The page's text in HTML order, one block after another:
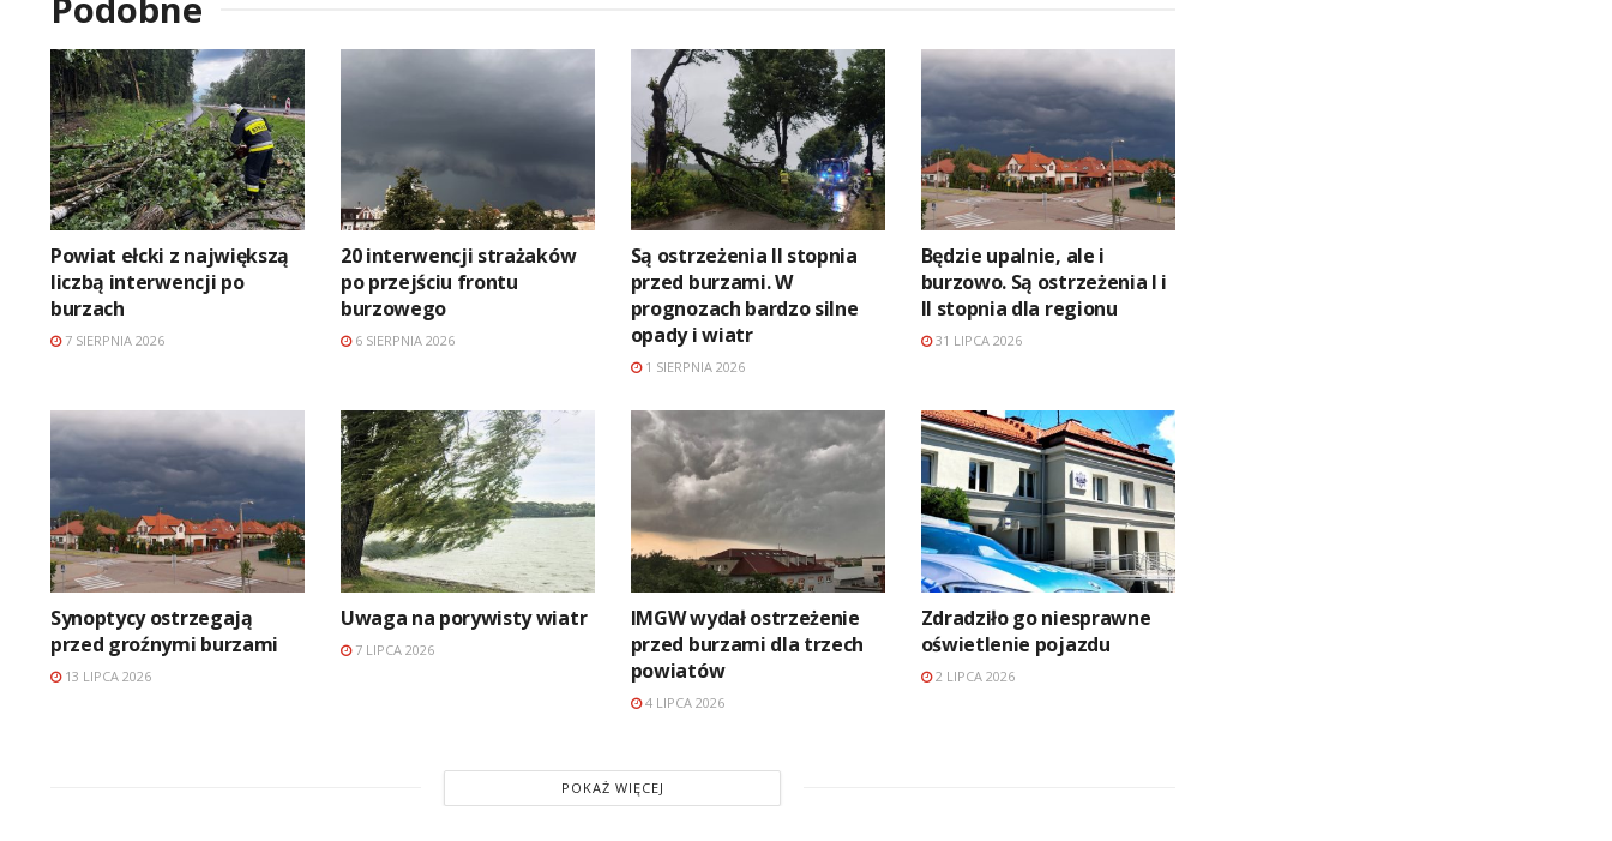
Powiat ełcki z największą
liczbą interwencji po
burzach
7 SIERPNIA 2026
20 interwencji strażaków
po przejściu frontu
burzowego
6 SIERPNIA 2026
Są ostrzeżenia II stopnia
przed burzami. W
prognozach bardzo silne
opady i wiatr
1 SIERPNIA 2026
Będzie upalnie, ale i
burzowo. Są ostrzeżenia I i
II stopnia dla regionu
31 LIPCA 2026
Synoptycy ostrzegają
przed groźnymi burzami
13 LIPCA 2026
Uwaga na porywisty wiatr
7 LIPCA 2026
IMGW wydał ostrzeżenie
przed burzami dla trzech
powiatów
4 LIPCA 2026
Zdradziło go niesprawne
oświetlenie pojazdu
2 LIPCA 2026
POKAŻ WIĘCEJ